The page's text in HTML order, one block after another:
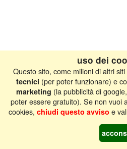
uso dei
Questo sito, come milioni di altri
tecnici (per poter funzionare) e
marketing (la pubblicità di google,
poter essere gratuito). Se non vuoi
cookies, chiudi questo avvisoe